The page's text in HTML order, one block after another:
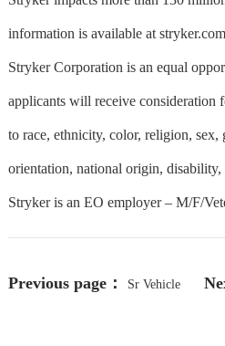
information is available at
Stryker Corporation is an equal
applicants will receive consideration
to race, ethnicity, color, religion, sex,
orientation, national origin, disability,
Stryker is an EO employer – M/F/
Previous page： Sr Vehicle